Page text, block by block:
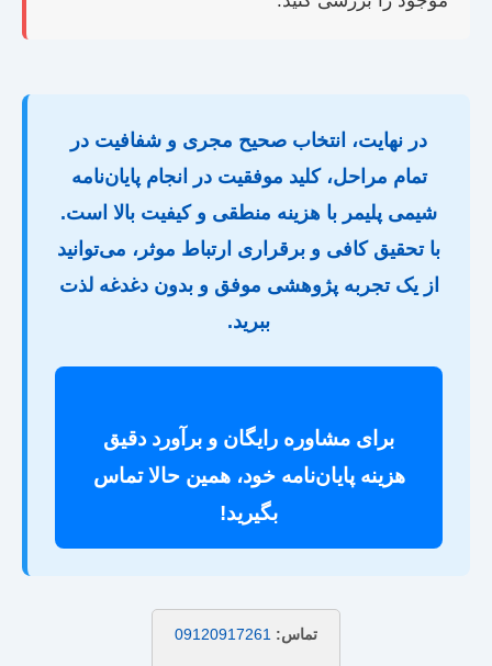
در نهایت، انتخاب صحیح مجری و شفافیت در
تمام مراحل، کلید موفقیت در انجام پایان‌نامه
شیمی پلیمر با هزینه منطقی و کیفیت بالا است.
با تحقیق کافی و برقراری ارتباط موثر، می‌توانید
از یک تجربه پژوهشی موفق و بدون دغدغه لذت
ببرید.
برای مشاوره رایگان و برآورد دقیق
هزینه پایان‌نامه خود، همین حالا تماس
بگیرید!
تماس: 09120917261